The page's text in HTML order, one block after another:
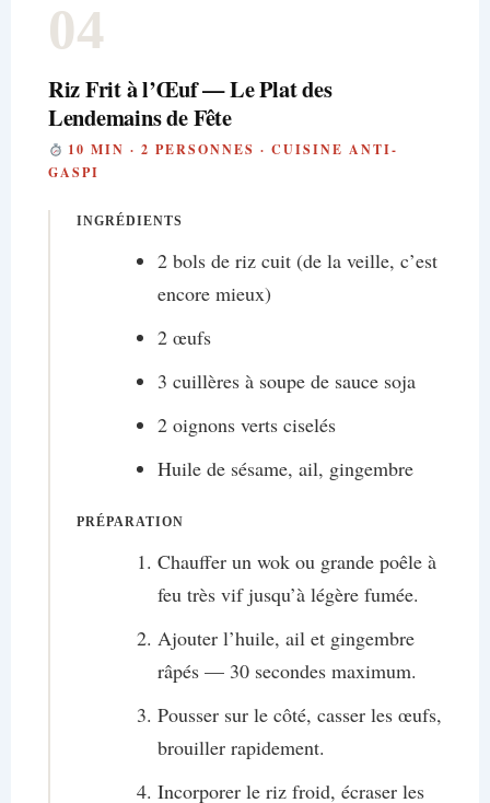
04
Riz Frit à l’Œuf — Le Plat des
Lendemains de Fête
10 MIN · 2 PERSONNES · CUISINE ANTI-
GASPI
INGRÉDIENTS
2 bols de riz cuit (de la veille, c’est
encore mieux)
2 œufs
3 cuillères à soupe de sauce soja
2 oignons verts ciselés
Huile de sésame, ail, gingembre
PRÉPARATION
Chauffer un wok ou grande poêle à
feu très vif jusqu’à légère fumée.
Ajouter l’huile, ail et gingembre
râpés — 30 secondes maximum.
Pousser sur le côté, casser les œufs,
brouiller rapidement.
Incorporer le riz froid, écraser les